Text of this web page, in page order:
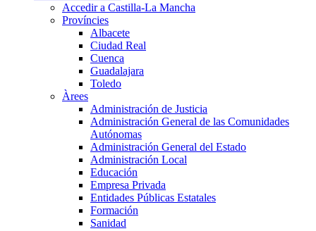
Accedir a Castilla-La Mancha
Províncies
Albacete
Ciudad Real
Cuenca
Guadalajara
Toledo
Àrees
Administración de Justicia
Administración General de las Comunidades
Autónomas
Administración General del Estado
Administración Local
Educación
Empresa Privada
Entidades Públicas Estatales
Formación
Sanidad